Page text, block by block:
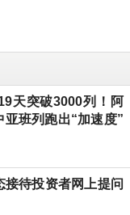
天突破3000列！阿
班列跑出“加速度”
接待投资者网上提问